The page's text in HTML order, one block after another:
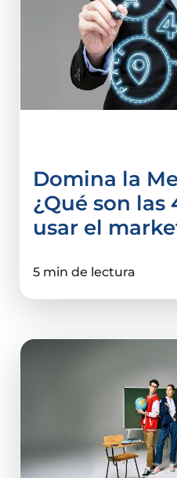
Domina la
¿Qué son las
usar el
5 min de lectura